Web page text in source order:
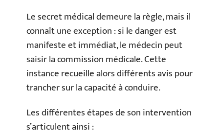
Le secret médical demeure la règle, mais il
connaît une exception : si le danger est
manifeste et immédiat, le médecin peut
saisir la commission médicale. Cette
instance recueille alors différents avis pour
trancher sur la capacité à conduire.
Les différentes étapes de son intervention
s’articulent ainsi :